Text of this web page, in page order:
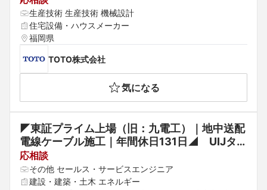
ス空間」を創造するプライム上場企業
生産技術 生産技術 機械設計
住宅設備・ハウスメーカー
福岡県
TOTO株式会社
気になる
◤東証プライム上場（旧：九電工）｜地中送配
電線ケーブル施工｜年間休日131日◢　UIJター
ン歓迎◆「総合設備業」のリーディングカンパ
ニー
応相談
その他 セールス・サービスエンジニア
建設・建築・土木 エネルギー